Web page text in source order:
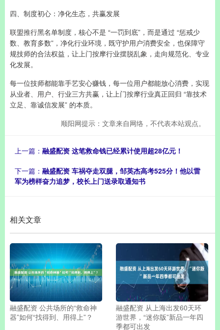
四、制度初心：净化生态，共赢发展
联盟推行黑名单制度，核心不是 “一罚到底”，而是通过 “惩戒少
数、教育多数”，净化行业环境，既守护用户消费安全，也保障守
规技师的合法权益，让上门按摩行业摆脱乱象，走向规范化、专业
化发展。
每一位技师都能靠手艺安心赚钱，每一位用户都能放心消费，实现
从业者、用户、行业三方共赢，让上门按摩行业真正回归 “靠技术
立足、靠诚信发展” 的本质。
顺阳网提示：文章来自网络，不代表本站观点。
上一篇： 融盛配资 这笔救命钱已经累计使用超28亿元！
下一篇： 融盛配资 车祸夺走双腿，邹英杰高考525分！他以雷
军为榜样奋力追梦，校长上门送录取通知书
相关文章
融盛配资 公共场所的“救命神
器”如何“找得到、用得上”？
融盛配资 从上海出发60天环
游世界，“迷你版”新品一年四
季都可出发